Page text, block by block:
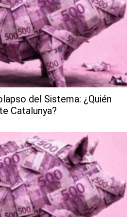
del Sistema: ¿Quién
Catalunya?